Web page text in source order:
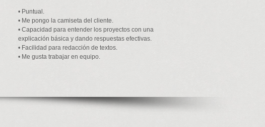
• Puntual.
• Me pongo la camiseta del cliente.
• Capacidad para entender los proyectos con una
explicación básica y dando respuestas efectivas.
• Facilidad para redacción de textos.
• Me gusta trabajar en equipo.